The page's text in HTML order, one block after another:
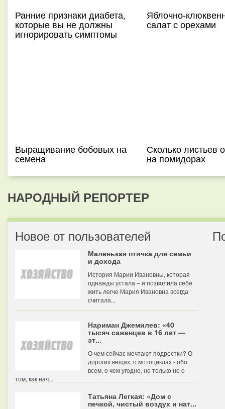
Ранние признаки диабета,
которые вы не должны
игнорировать симптомы
Яблочно-
салат с орехами
Выращивание бобовых на
семена
Сколько листьев
на помидорах
НАРОДНЫЙ РЕПОРТЕР
Новое от пользователей
Маленькая птичка для семьи
и дохода
История Марии Ивановны, которая
однажды устала – и позволила себе
жить легче Мария Ивановна всегда
считала...
Нариман Джемилев: «40
тысяч саженцев в 16 лет —
эт...
О чем сейчас мечтают подростки? О
дорогих вещах, о мотоциклах - обо
всем, о чем угодно, но только не о
том, как нач...
Татьяна Легкая: «Дом с
печкой, чистый воздух и нат...